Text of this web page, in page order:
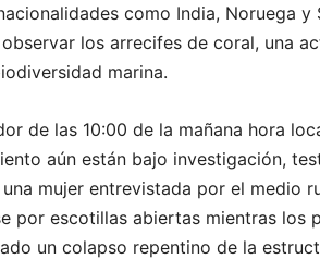
como India, Noruega y
los arrecifes de coral, una
marina.
de las 10:00 de la mañana hora
aún están bajo investigación,
mujer entrevistada por el medio
por escotillas abiertas mientras los
un colapso repentino de la